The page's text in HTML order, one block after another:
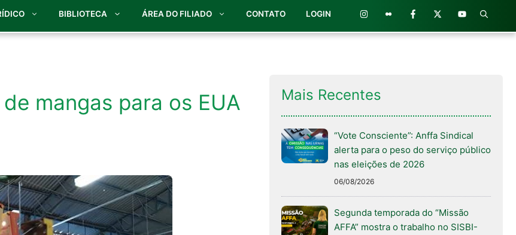
BIBLIOTECA ÁREA DO FILIADO CONTATO LOGIN
mangas para os EUA
Mais Recentes
“Vote Consciente”: Anffa Sindical
alerta para o peso do serviço público
nas eleições de 2026
06/08/2026
Segunda temporada do “Missão
AFFA” mostra o trabalho no SISBI-